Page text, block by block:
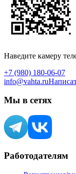
Наведите камеру
+7 (980) 180-06-07
info@vahta.ru
Мы в сетях
Работодателям